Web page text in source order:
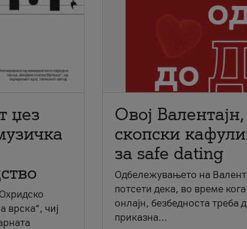
џез
врска“, чиј
Овој
скопски
за safe dating
Одбележувањето на
потсети дека, во време
онлајн, безбедноста треба
приказна...